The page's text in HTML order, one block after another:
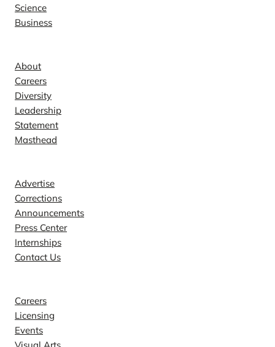
Science
Business
About
Careers
Diversity
Leadership
Statement
Masthead
Advertise
Corrections
Announcements
Press Center
Internships
Contact Us
Careers
Licensing
Events